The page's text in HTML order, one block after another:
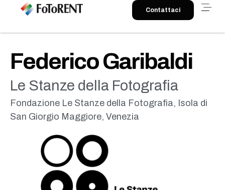
Contattaci
Federico Garibaldi
Le Stanze della Fotografia
Fondazione Le Stanze della Fotografia, Isola di
San Giorgio Maggiore, Venezia